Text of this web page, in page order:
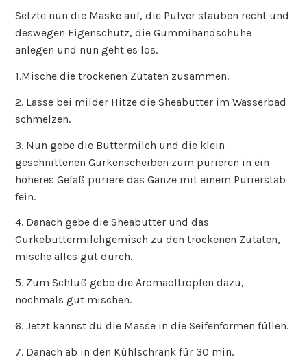
Setzte nun die Maske auf, die Pulver stauben recht und
deswegen Eigenschutz, die Gummihandschuhe
anlegen und nun geht es los.
1.Mische die trockenen Zutaten zusammen.
2. Lasse bei milder Hitze die Sheabutter im Wasserbad
schmelzen.
3. Nun gebe die Buttermilch und die klein
geschnittenen Gurkenscheiben zum pürieren in ein
höheres Gefäß püriere das Ganze mit einem Pürierstab
fein.
4. Danach gebe die Sheabutter und das
Gurkebuttermilchgemisch zu den trockenen Zutaten,
mische alles gut durch.
5. Zum Schluß gebe die Aromaöltropfen dazu,
nochmals gut mischen.
6. Jetzt kannst du die Masse in die Seifenformen füllen.
7. Danach ab in den Kühlschrank für 30 min.